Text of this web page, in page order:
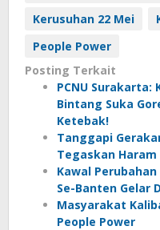
Kerusuhan 22 Mei
People Power
Posting Terkait
PCNU Surakarta:
Bintang Suka
Ketebak!
Tanggapi
Tegaskan
Kawal Perubahan
Se-Banten Gelar
Masyarakat
People Power